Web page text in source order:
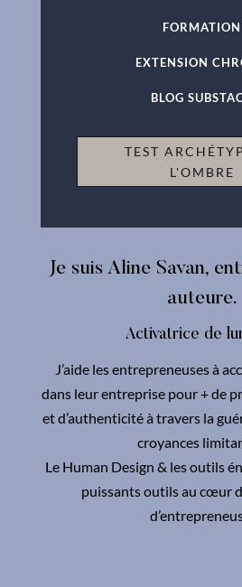
FORMATION
EXTENSION
BLOG
TEST
L'OMBRE
Je suis Aline Savan,
auteure.
Activatrice de
J’aide les entrepreneuses à
dans leur entreprise pour + de
et d’authenticité à travers la
croyances
Le Human Design & les outils
puissants outils au cœur